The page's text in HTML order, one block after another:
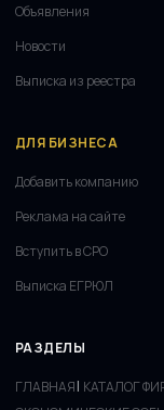
Объявления
Новости
Выписка из реестра
ДЛЯ БИЗНЕСА
Добавить компанию
Реклама на сайте
Вступить в СРО
Выписка ЕГРЮЛ
РАЗДЕЛЫ
ГЛАВНАЯ| КАТАЛОГ